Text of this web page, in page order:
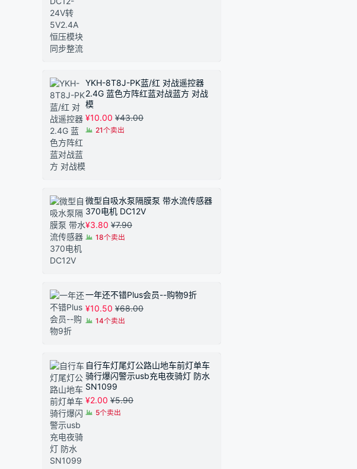
YKH-8T8J-PK蓝/红 对战遥控器
2.4G 蓝色方阵红蓝对战蓝方 对战
模
¥10.00 ¥43.00
21个卖出
微型自吸水泵隔膜泵 带水流传感器
370电机 DC12V
¥3.80 ¥7.90
18个卖出
一年还不错Plus会员--购物9折
¥10.50 ¥68.00
14个卖出
自行车灯尾灯公路山地车前灯单车
骑行爆闪警示usb充电夜骑灯 防水
SN1099
¥2.00 ¥5.90
5个卖出